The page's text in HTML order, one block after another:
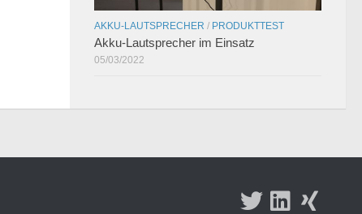
AKKU-LAUTSPRECHER / PRODUKTTEST
Akku-Lautsprecher im Einsatz
05/03/2022